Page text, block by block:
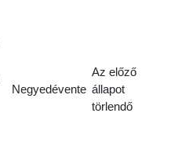
Negyedévente
Az előző
állapot
törlendő